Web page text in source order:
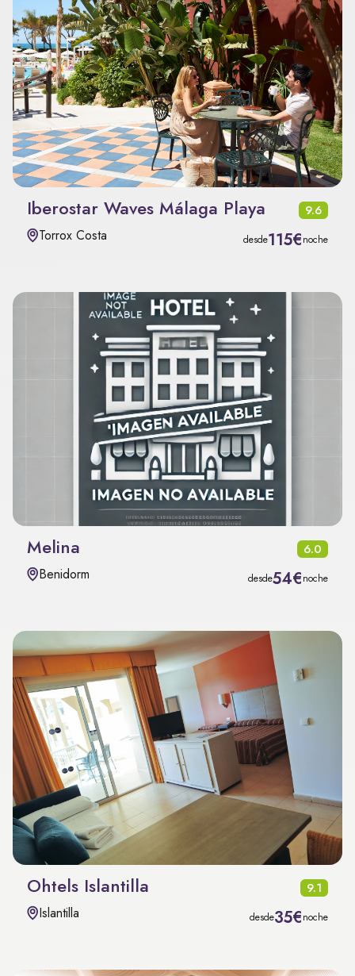
Iberostar Waves Málaga Playa 9.6
Torrox Costa desde115€noche
Melina 6.0
Benidorm desde54€noche
Ohtels Islantilla 9.1
Islantilla desde35€noche